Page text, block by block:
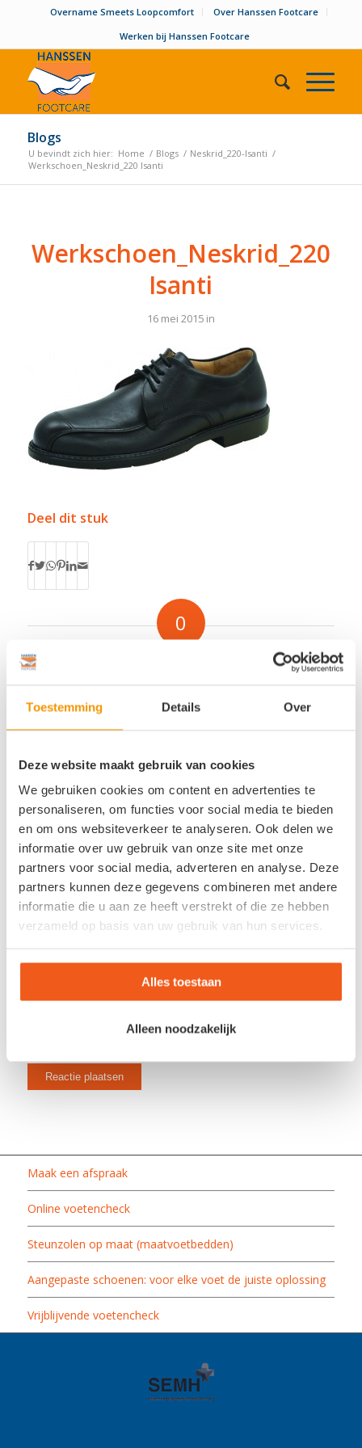
Toestemming Details Over
Deze website maakt gebruik van cookies
We gebruiken cookies om content en advertenties te
personaliseren, om functies voor social media te bieden
en om ons websiteverkeer te analyseren. Ook delen we
informatie over uw gebruik van onze site met onze
partners voor social media, adverteren en analyse. Deze
partners kunnen deze gegevens combineren met andere
informatie die u aan ze heeft verstrekt of die ze hebben
verzameld op basis van uw gebruik van hun services.
Alles toestaan
Alleen noodzakelijk
Overname Smeets Loopcomfort
Over Hanssen Footcare
Werken bij Hanssen Footcare
Blogs
U bevindt zich hier: Home / Blogs / Neskrid_220-Isanti /
Werkschoen_Neskrid_220 Isanti
Werkschoen_Neskrid_220
Isanti
16 mei 2015in
Deel dit stuk
0
Meepraten?
Draag gerust bij!
Naam*
*
Site
Maak een afspraak
Online voetencheck
Steunzolen op maat (maatvoetbedden)
Aangepaste schoenen: voor elke voet de juiste oplossing
Vrijblijvende voetencheck